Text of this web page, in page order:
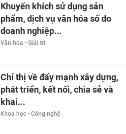
Khuyến khích sử dụng sản
phẩm, dịch vụ văn hóa số do
doanh nghiệp...
Văn hóa - Giải trí
Chỉ thị về đẩy mạnh xây dựng,
phát triển, kết nối, chia sẻ và
khai...
Khoa học - Công nghệ